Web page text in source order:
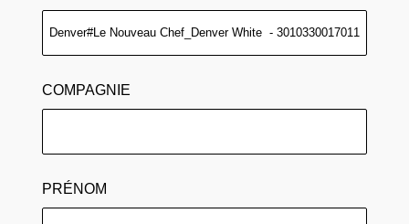
COMPAGNIE
PRÉNOM